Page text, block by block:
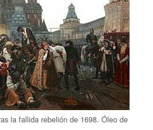
la fallida rebelión de 1698. Óleo de